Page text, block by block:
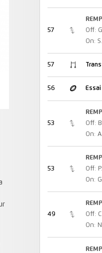
57
Off:
On:
57
56 Essai
53
Off:
On:
53
Off:
On:
49
Off:
On: